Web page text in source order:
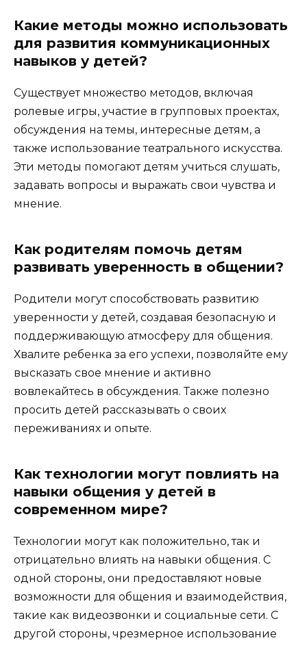
Какие методы можно использовать
для развития коммуникационных
навыков у детей?
Существует множество методов, включая
ролевые игры, участие в групповых проектах,
обсуждения на темы, интересные детям, а
также использование театрального искусства.
Эти методы помогают детям учиться слушать,
задавать вопросы и выражать свои чувства и
мнение.
Как родителям помочь детям
развивать уверенность в общении?
Родители могут способствовать развитию
уверенности у детей, создавая безопасную и
поддерживающую атмосферу для общения.
Хвалите ребенка за его успехи, позволяйте ему
высказать свое мнение и активно
вовлекайтесь в обсуждения. Также полезно
просить детей рассказывать о своих
переживаниях и опыте.
Как технологии могут повлиять на
навыки общения у детей в
современном мире?
Технологии могут как положительно, так и
отрицательно влиять на навыки общения. С
одной стороны, они предоставляют новые
возможности для общения и взаимодействия,
такие как видеозвонки и социальные сети. С
другой стороны, чрезмерное использование